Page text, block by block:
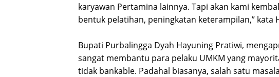
karyawan Pertamina lainnya. Tapi akan kami
bentuk pelatihan, peningkatan keterampilan,” kata
Bupati Purbalingga Dyah Hayuning Pratiwi,
sangat membantu para pelaku UMKM yang
tidak bankable. Padahal biasanya, salah satu